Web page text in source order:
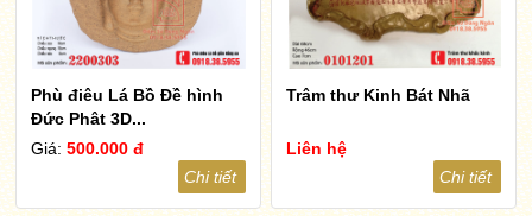
Phù điêu Lá Bồ Đề hình
Đức Phật 3D...
Giá:500.000 đ
Chi tiết
Trâm thư Kinh Bát Nhã
Liên hệ
Chi tiết